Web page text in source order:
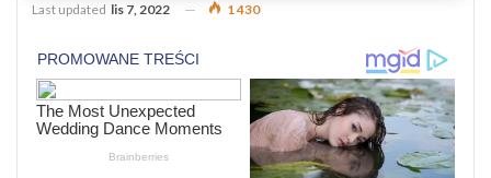
Last updated lis 7, 2022 1 430